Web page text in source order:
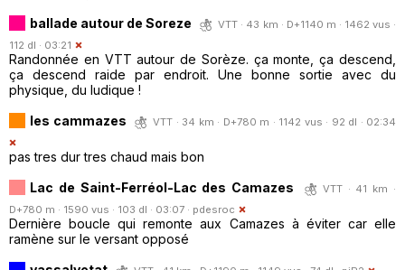
ballade autour de Soreze
VTT · 43 km · D+1140 m · 1462 vus ·
112 dl · 03:21
Randonnée en VTT autour de Sorèze. ça monte, ça descend,
ça descend raide par endroit. Une bonne sortie avec du
physique, du ludique !
les cammazes
VTT · 34 km · D+780 m · 1142 vus · 92 dl · 02:34
pas tres dur tres chaud mais bon
Lac de Saint-Ferréol-Lac des Camazes
VTT · 41 km ·
D+780 m · 1590 vus · 103 dl · 03:07 · pdesroc
Dernière boucle qui remonte aux Camazes à éviter car elle
ramène sur le versant opposé